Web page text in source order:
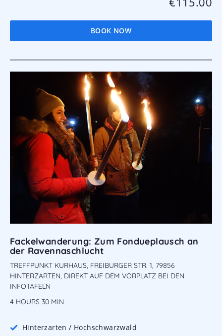
BOOK NOW
Fackelwanderung: Zum Fondueplausch an
der Ravennaschlucht
TREFFPUNKT KURHAUS, FREIBURGER STR. 1, 79856
HINTERZARTEN, DIREKT AUF DEM VORPLATZ BEI DEN
INFOTAFELN
4 HOURS 30 MIN
Hinterzarten / Hochschwarzwald